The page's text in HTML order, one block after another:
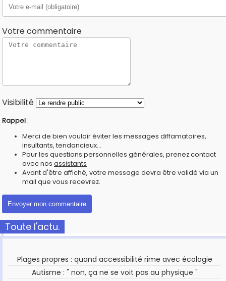
Votre commentaire
Visibilité
Rappel :
Merci de bien vouloir éviter les messages diffamatoires,
insultants, tendancieux...
Pour les questions personnelles générales, prenez contact
avec nos assistants
Avant d'être affiché, votre message devra être validé via un
mail que vous recevrez.
Toute l'actu.
Plages propres : quand accessibilité rime avec écologie
Autisme : " non, ça ne se voit pas au physique "